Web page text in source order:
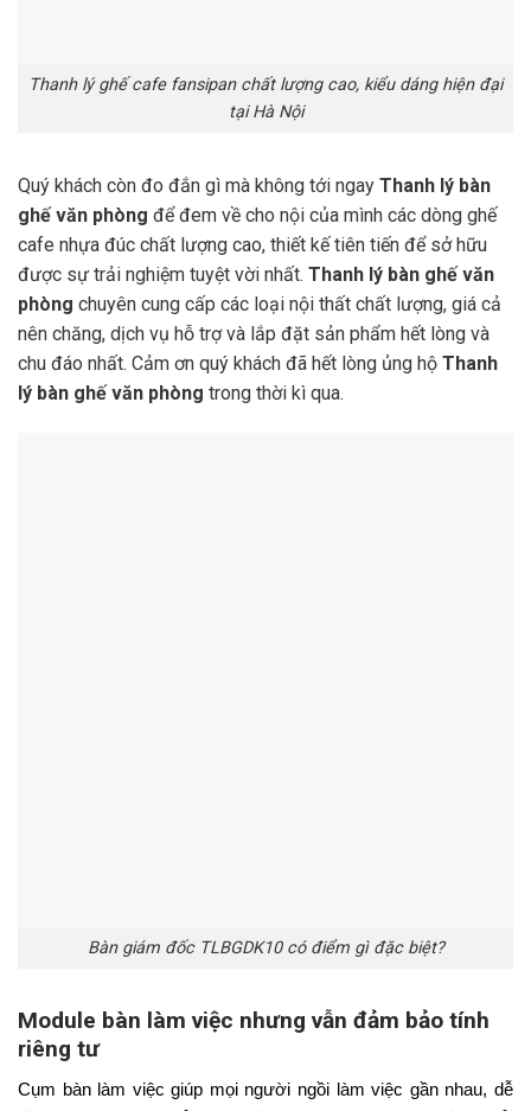
Thanh lý ghế cafe fansipan chất lượng cao, kiểu dáng hiện đại
tại Hà Nội
Quý khách còn đo đắn gì mà không tới ngay Thanh lý bàn
ghế văn phòng để đem về cho nội của mình các dòng ghế
cafe nhựa đúc chất lượng cao, thiết kế tiên tiến để sở hữu
được sự trải nghiệm tuyệt vời nhất. Thanh lý bàn ghế văn
phòng chuyên cung cấp các loại nội thất chất lượng, giá cả
nên chăng, dịch vụ hỗ trợ và lắp đặt sản phẩm hết lòng và
chu đáo nhất. Cảm ơn quý khách đã hết lòng ủng hộ Thanh
lý bàn ghế văn phòng trong thời kì qua.
Bàn giám đốc TLBGDK10 có điểm gì đặc biệt?
Module bàn làm việc nhưng vẫn đảm bảo tính
riêng tư
Cụm bàn làm việc giúp mọi người ngồi làm việc gần nhau, dễ